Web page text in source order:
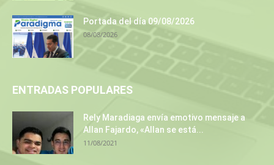
Portada del día 09/08/2026
08/08/2026
ENTRADAS POPULARES
Rely Maradiaga envía emotivo mensaje a
Allan Fajardo, «Allan se está...
11/08/2021